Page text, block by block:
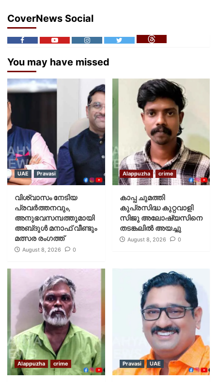
CoverNews Social
You may have missed
UAE Pravasi
വിശ്വാസം നേടിയ
പ്രവർത്തനവും,
അനുഭവസമ്പത്തുമായി
അബ്‌ദുൾ മനാഫ് വീണ്ടും
മത്സര രംഗത്ത്
August 8, 2026 0
Alappuzha crime
കാപ്പ ചുമത്തി
കുപ്രസിദ്ധ കുറ്റവാളി
സിജു അലോഷ്യസിനെ
തടങ്കലിൽ അയച്ചു
August 8, 2026 0
Alappuzha crime Pravasi UAE